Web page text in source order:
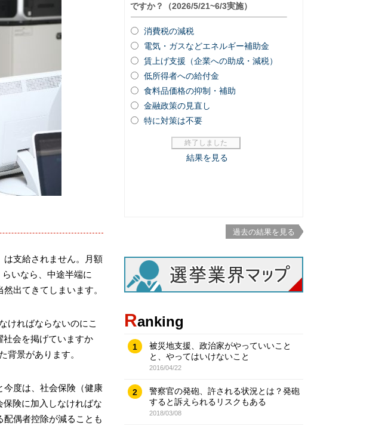
は支給されません。月額
いなら、中途半端に
出てきてしまいます。
ければならないのにこ
会を掲げていますか
背景があります。
今度は、社会保険（健康
険に加入しなければな
偶者控除が減ることも
過去の結果を見る
Ranking
1
被災地支援、政治家がやっていいこと
と、やってはいけないこと
2016/04/22
2
警察官の発砲、許される状況とは？発砲
すると訴えられるリスクもある
2018/03/08